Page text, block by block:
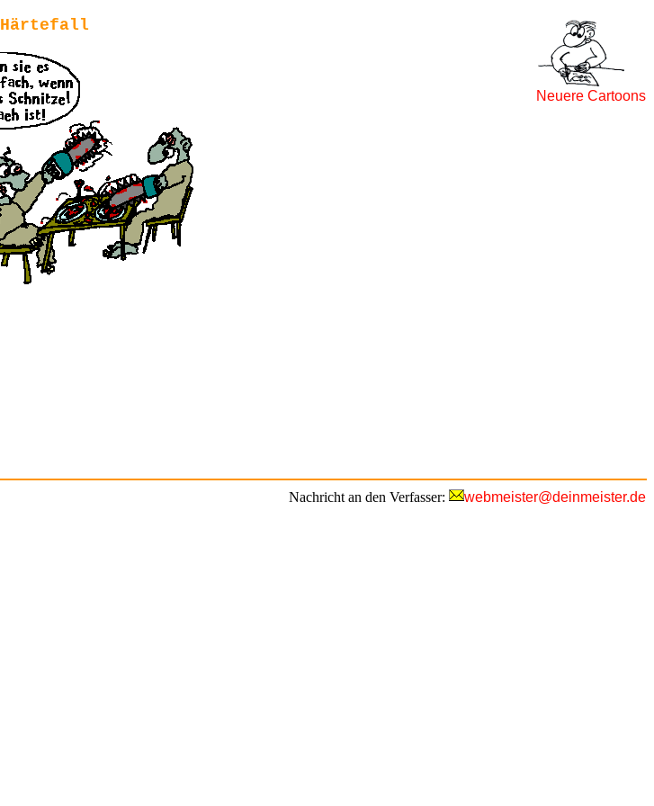
Neuere Cartoons
Härtefall
Nachricht an den Verfasser: webmeister@deinmeister.de